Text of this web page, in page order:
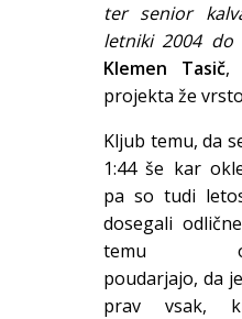
ter senior
letniki 2004 do
Klemen Tasič,
projekta že
Kljub temu, da
1:44 še kar
pa so tudi
dosegali
temu
poudarjajo, da
prav vsak,